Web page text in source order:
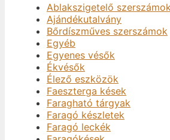
Ablakszigetelő szerszámok
Ajándékutalvány
Bőrdíszműves szerszámok
Egyéb
Egyenes vésők
Ékvésők
Élező eszközök
Faeszterga kések
Faragható tárgyak
Faragó készletek
Faragó leckék